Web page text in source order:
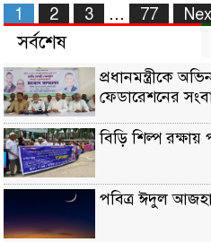
1 2 3 … 77
সর্বশেষ
প্রধানমন্ত্রীকে
ফেডারেশনের
বিড়ি শিল্প রক্ষায়
পবিত্র ঈদুল